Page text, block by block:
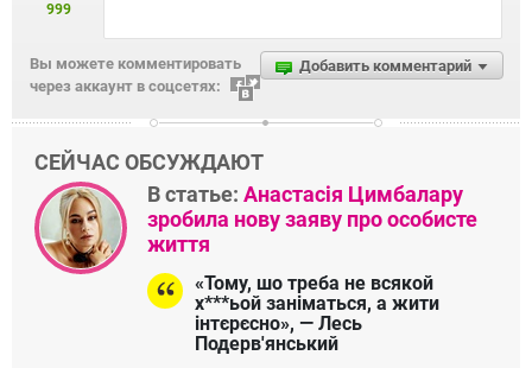
999
Добавить комментарий
Вы можете комментировать
через аккаунт в соцсетях:
СЕЙЧАС ОБСУЖДАЮТ
В статье: Анастасія Цимбалару
зробила нову заяву про особисте
життя
«Тому, шо треба не всякой
х***ьой заніматься, а жити
інтєрєсно», — Лесь
Подерв'янський